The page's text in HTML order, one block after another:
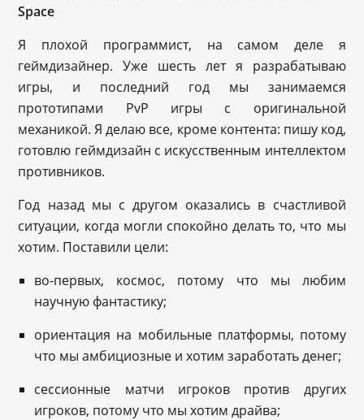
Space
Я плохой программист, на самом деле я
геймдизайнер. Уже шесть лет я разрабатываю
игры, и последний год мы занимаемся
прототипами PvP игры с оригинальной
механикой. Я делаю все, кроме контента: пишу код,
готовлю геймдизайн с искусственным интеллектом
противников.
Год назад мы с другом оказались в счастливой
ситуации, когда могли спокойно делать то, что мы
хотим. Поставили цели:
во-первых, космос, потому что мы любим
научную фантастику;
ориентация на мобильные платформы, потому
что мы амбициозные и хотим заработать денег;
сессионные матчи игроков против других
игроков, потому что мы хотим драйва;